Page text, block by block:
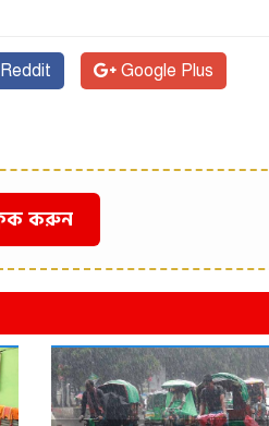
Reddit Google Plus
করুন